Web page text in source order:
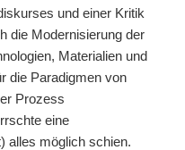
und einer Kritik
die Modernisierung der
Materialien und
die Paradigmen von
Prozess
eine
alles möglich schien.